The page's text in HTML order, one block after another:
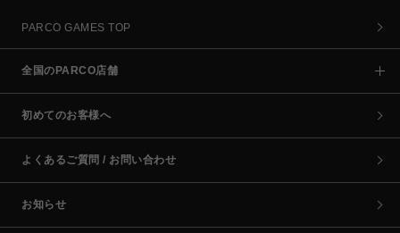
PARCO GAMES TOP
全国のPARCO店舗
初めてのお客様へ
よくあるご質問 / お問い合わせ
お知らせ